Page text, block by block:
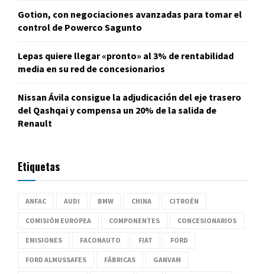
Gotion, con negociaciones avanzadas para tomar el
control de Powerco Sagunto
Lepas quiere llegar «pronto» al 3% de rentabilidad
media en su red de concesionarios
Nissan Ávila consigue la adjudicación del eje trasero
del Qashqai y compensa un 20% de la salida de
Renault
Etiquetas
ANFAC AUDI BMW CHINA CITROËN
COMISIÓN EUROPEA COMPONENTES CONCESIONARIOS
EMISIONES FACONAUTO FIAT FORD
FORD ALMUSSAFES FÁBRICAS GANVAM